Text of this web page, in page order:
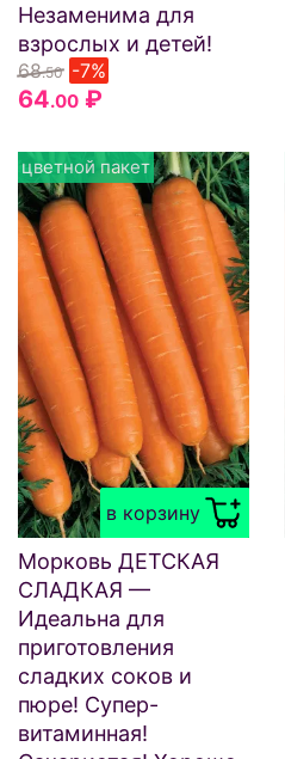
Незаменима для
взрослых и детей!
68.50 -7%
64.00 ₽
в корзину
цветной пакет
Морковь ДЕТСКАЯ
СЛАДКАЯ —
Идеальна для
приготовления
сладких соков и
пюре! Супер-
витаминная!